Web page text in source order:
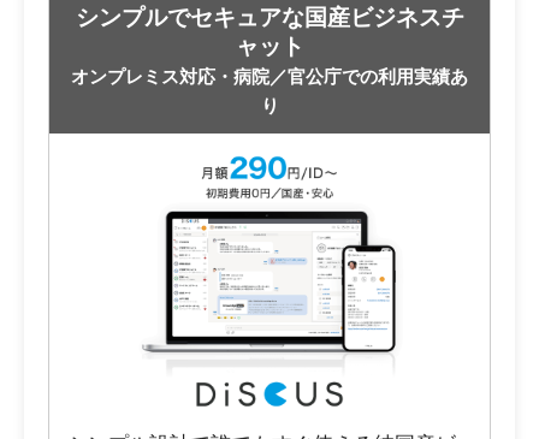
シンプルでセキュアな国産ビジネスチ
ャット
オンプレミス対応・病院／官公庁での利用実績あ
り